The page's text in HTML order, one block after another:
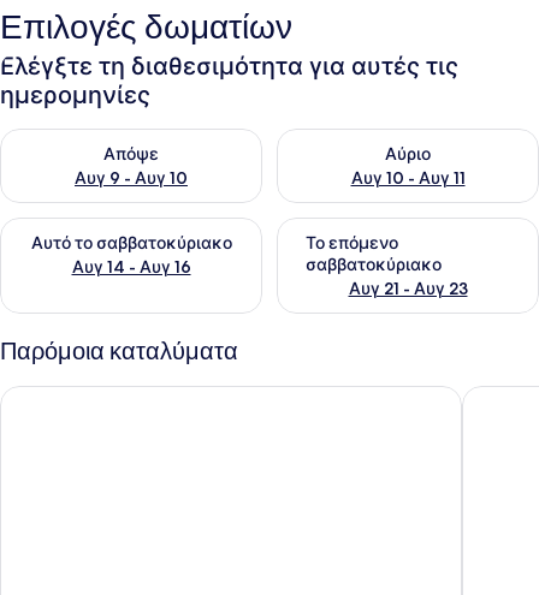
Επιλογές δωματίων
Ελέγξτε τη διαθεσιμότητα για αυτές τις
ημερομηνίες
Απόψε
Αυγ 9 - Αυγ 10
Έλεγχος διαθεσιμότητας για απόψε Αυγ 9 - Αυγ 10
Αύριο
Αυγ 10 - Αυγ 11
Έλεγχος διαθεσιμότητας
Αυτό το σαββατοκύριακο
Αυγ 14 - Αυγ 16
Έλεγχος διαθεσιμότητας για αυτό το σαββατοκύριακο Αυγ
Το επόμενο
σαββατοκύριακο
Αυγ 21 - Αυγ 23
Έλεγχος διαθεσιμότητας
Παρόμοια καταλύματα
1969 Ipoh Garden Belle